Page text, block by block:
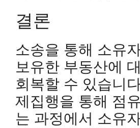
결론
소송을 통해 소유
보유한 부동산에
회복할 수 있습니
제집행을 통해 점
는 과정에서 소유